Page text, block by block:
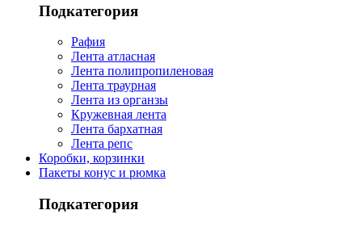
Подкатегория
Рафия
Лента атласная
Лента полипропиленовая
Лента траурная
Лента из органзы
Кружевная лента
Лента бархатная
Лента репс
Коробки, корзинки
Пакеты конус и рюмка
Подкатегория